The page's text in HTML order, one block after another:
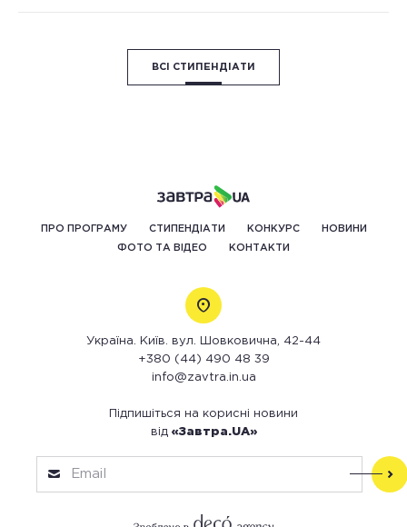
ВСІ СТИПЕНДІАТИ
ПРО ПРОГРАМУ СТИПЕНДІАТИ КОНКУРС НОВИНИ
ФОТО ТА ВІДЕО КОНТАКТИ
Україна. Київ. вул. Шовковична, 42-44
+380 (44) 490 48 39
info@zavtra.in.ua
Підпишіться на корисні новини
від «Завтра.UA»